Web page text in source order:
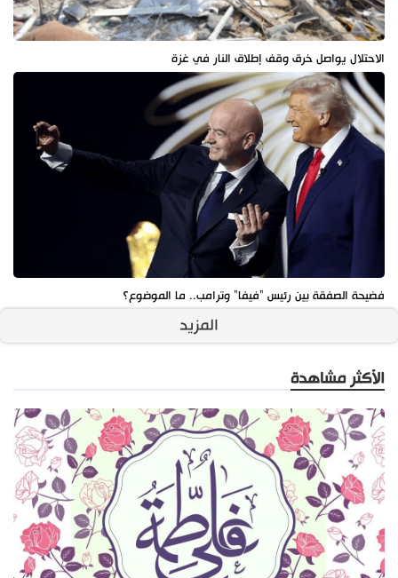
الاحتلال يواصل خرق وقف إطلاق النار في غزة
فضيحة الصفقة بين رئيس "فيفا" وترامب.. ما الموضوع؟
المزيد
الأكثر مشاهدة